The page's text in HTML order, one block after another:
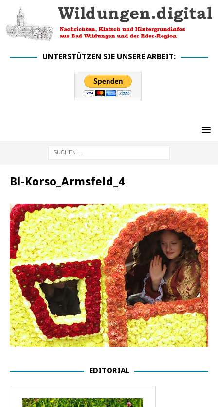
UNTERSTÜTZEN SIE UNSERE ARBEIT:
Bl-Korso_Armsfeld_4
EDITORIAL